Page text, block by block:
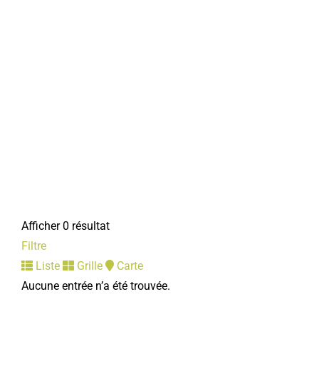
Afficher 0 résultat
Filtre
Liste
Grille
Carte
Aucune entrée n’a été trouvée.